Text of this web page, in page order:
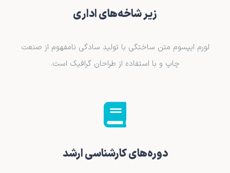
زیر شاخه‌های اداری
لورم ایپسوم متن ساختگی با تولید سادگی نامفهوم از صنعت
چاپ و با استفاده از طراحان گرافیک است.
دوره‌های کارشناسی ارشد